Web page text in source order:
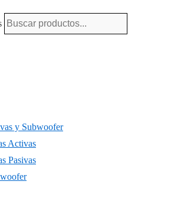
y Subwoofer
Activas
Pasivas